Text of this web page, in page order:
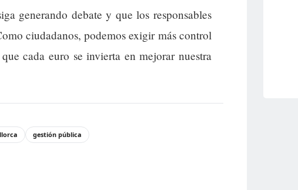
generando debate y que los responsables
ciudadanos, podemos exigir más control
cada euro se invierta en mejorar nuestra
gestión pública